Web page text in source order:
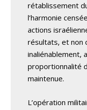
rétablissement
l’harmonie
actions
résultats, et non
inaliénablement,
proportionnalité
maintenue.
L’opération